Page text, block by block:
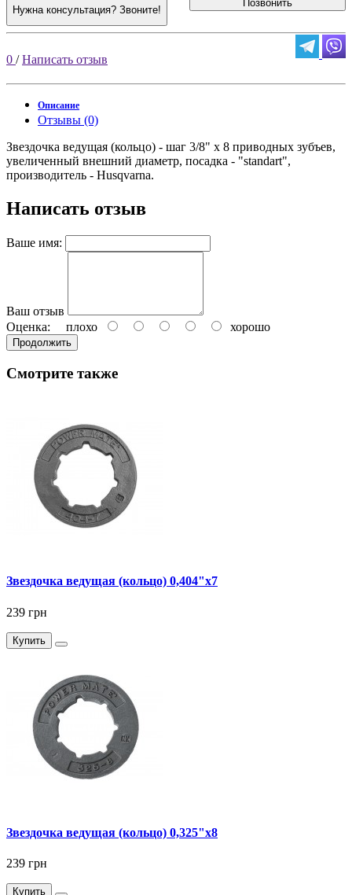
Нужна консультация? Звоните!
Позвонить
0 /Написать отзыв
Описание
Отзывы (0)
Звездочка ведущая (кольцо) - шаг 3/8" х 8 приводных зубъев,
увеличенный внешний диаметр, посадка - "standart",
производитель - Husqvarna.
Написать отзыв
Ваше имя:
Ваш отзыв
Оценка: плохо хорошо
Продолжить
Смотрите также
Звездочка ведущая (кольцо) 0,404"x7
239 грн
Купить
Звездочка ведущая (кольцо) 0,325"x8
239 грн
Купить